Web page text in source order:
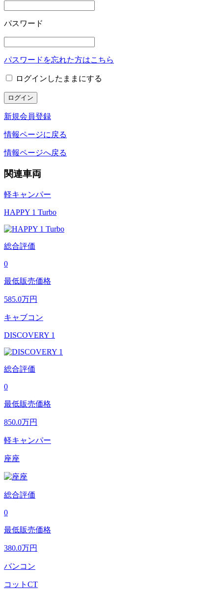
パスワード
パスワードを忘れた方はこちら
ログインしたままにする
新規会員登録
情報ページに戻る
情報ページへ戻る
関連車両
軽キャンパー
HAPPY 1 Turbo
総合評価
0
最低販売価格
585.0万円
キャブコン
DISCOVERY 1
総合評価
0
最低販売価格
850.0万円
軽キャンパー
座座
総合評価
0
最低販売価格
380.0万円
バンコン
コットCT